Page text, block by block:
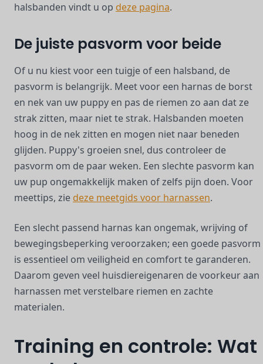
halsbanden vindt u op deze pagina.
De juiste pasvorm voor beide
Of u nu kiest voor een tuigje of een halsband, de
pasvorm is belangrijk. Meet voor een harnas de borst
en nek van uw puppy en pas de riemen zo aan dat ze
strak zitten, maar niet te strak. Halsbanden moeten
hoog in de nek zitten en mogen niet naar beneden
glijden. Puppy's groeien snel, dus controleer de
pasvorm om de paar weken. Een slechte pasvorm kan
uw pup ongemakkelijk maken of zelfs pijn doen. Voor
meettips, zie deze meetgids voor harnassen.
Een slecht passend harnas kan ongemak, wrijving of
bewegingsbeperking veroorzaken; een goede pasvorm
is essentieel om veiligheid en comfort te garanderen.
Daarom geven veel huisdiereigenaren de voorkeur aan
harnassen met verstelbare riemen en zachte
materialen.
Training en controle: Wat